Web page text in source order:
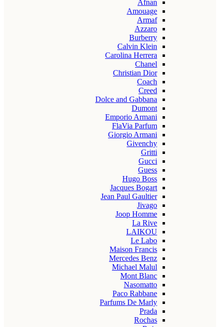
Afnan
Amouage
Armaf
Azzaro
Burberry
Calvin Klein
Carolina Herrera
Chanel
Christian Dior
Coach
Creed
Dolce and Gabbana
Dumont
Emporio Armani
FlaVia Parfum
Giorgio Armani
Givenchy
Gritti
Gucci
Guess
Hugo Boss
Jacques Bogart
Jean Paul Gaultier
Jivago
Joop Homme
La Rive
LAIKOU
Le Labo
Maison Francis
Mercedes Benz
Michael Malul
Mont Blanc
Nasomatto
Paco Rabbane
Parfums De Marly
Prada
Rochas